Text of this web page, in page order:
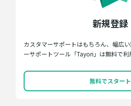
新規登録
カスタマーサポートはもちろん、幅広
ーサポートツール「Tayori」は無料で利
無料でスタート